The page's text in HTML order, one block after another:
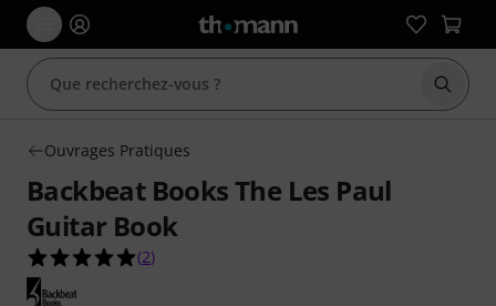
Ouvrages Pratiques
Backbeat Books The Les Paul
Guitar Book
5.0 étoiles sur 5 d'après 2 évaluations clients
(2)